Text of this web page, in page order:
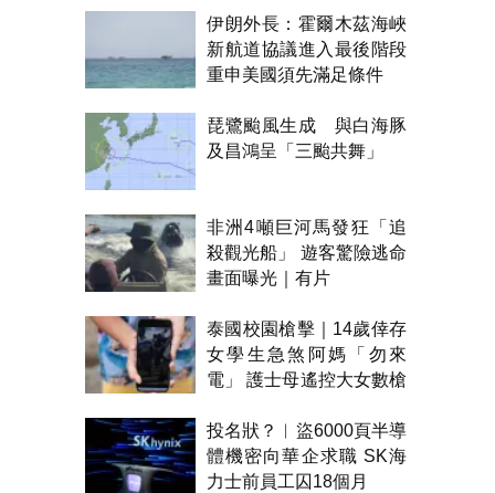
伊朗外長：霍爾木茲海峽
新航道協議進入最後階段
重申美國須先滿足條件
琵鷺颱風生成 與白海豚
及昌鴻呈「三颱共舞」
非洲4噸巨河馬發狂「追
殺觀光船」 遊客驚險逃命
畫面曝光｜有片
泰國校園槍擊｜14歲倖存
女學生急煞阿媽「勿來
電」 護士母遙控大女數槍
投名狀？︱盜6000頁半導
體機密向華企求職 SK海
力士前員工囚18個月